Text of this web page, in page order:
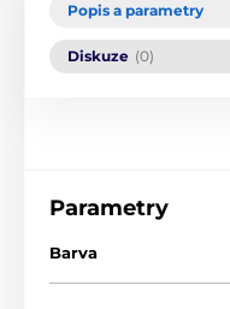
Popis a parametry
Diskuze (0)
Parametry
Barva